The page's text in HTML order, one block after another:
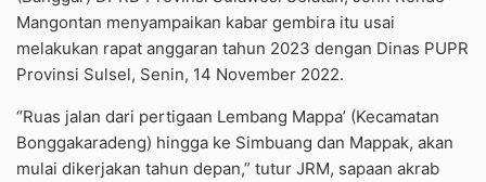
Mangontan menyampaikan kabar gembira itu usai
melakukan rapat anggaran tahun 2023 dengan Dinas PUPR
Provinsi Sulsel, Senin, 14 November 2022.
“Ruas jalan dari pertigaan Lembang Mappa’ (Kecamatan
Bonggakaradeng) hingga ke Simbuang dan Mappak, akan
mulai dikerjakan tahun depan,” tutur JRM, sapaan akrab